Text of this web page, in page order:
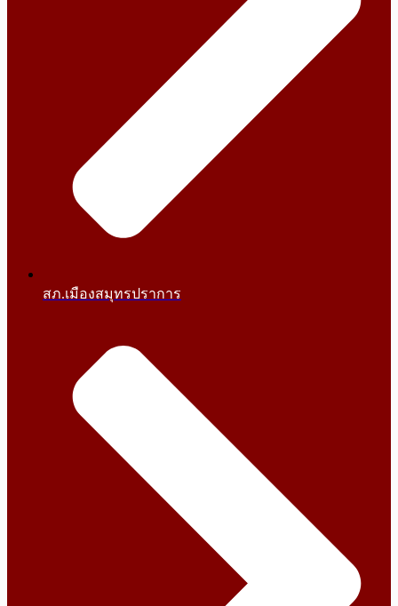
สภ.เมืองสมุทรปราการ